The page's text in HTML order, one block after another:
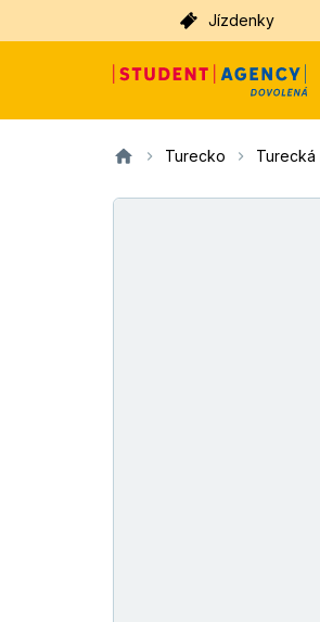
Jízdenky
Turecko Turecká